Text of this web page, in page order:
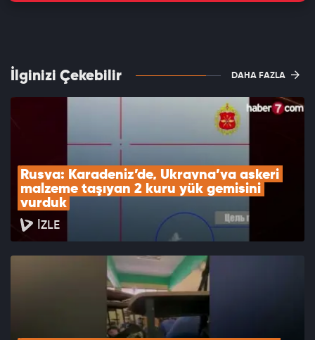
İlginizi Çekebilir DAHA FAZLA
Rusya: Karadeniz’de, Ukrayna’ya askeri
malzeme taşıyan 2 kuru yük gemisini
vurduk
İZLE